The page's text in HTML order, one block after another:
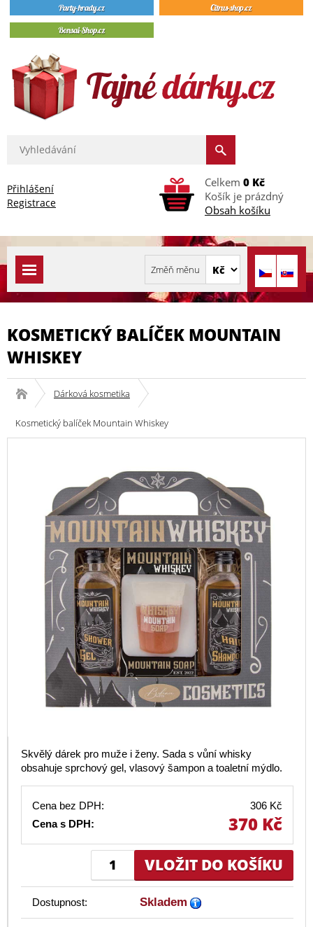
Přihlášení
Registrace
Celkem 0 Kč
Košík je prázdný
Obsah košíku
KOSMETICKÝ BALÍČEK MOUNTAIN
WHISKEY
Dárková kosmetika
Kosmetický balíček Mountain Whiskey
Skvělý dárek pro muže i ženy. Sada s vůní whisky
obsahuje sprchový gel, vlasový šampon a toaletní mýdlo.
Cena bez DPH:
306 Kč
Cena s DPH:
370 Kč
Dostupnost: Skladem